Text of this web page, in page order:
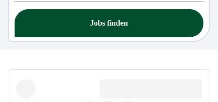
Jobs finden